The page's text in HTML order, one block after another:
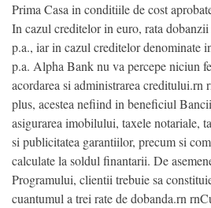
Prima Casa in conditiile de cost
In cazul creditelor in euro, rata
p.a., iar in cazul creditelor denominate
p.a. Alpha Bank nu va percepe niciun
acordarea si administrarea creditului.rn
plus, acestea nefiind in beneficiul
asigurarea imobilului, taxele notariale,
si publicitatea garantiilor, precum si
calculate la soldul finantarii. De
Programului, clientii trebuie sa
cuantumul a trei rate de dobanda.rn